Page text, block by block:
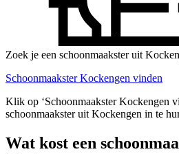
Zoek je een schoonmaakster uit
Schoonmaakster Kockengen vinden
Klik op ‘Schoonmaakster Kockengen
schoonmaakster uit Kockengen in te
Wat kost een